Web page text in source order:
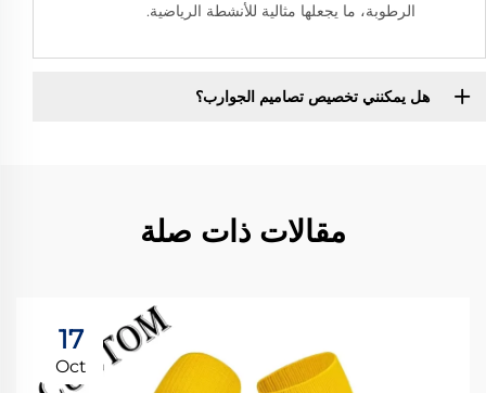
الرطوبة، ما يجعلها مثالية للأنشطة الرياضية.
هل يمكنني تخصيص تصاميم الجوارب؟
مقالات ذات صلة
17
Oct